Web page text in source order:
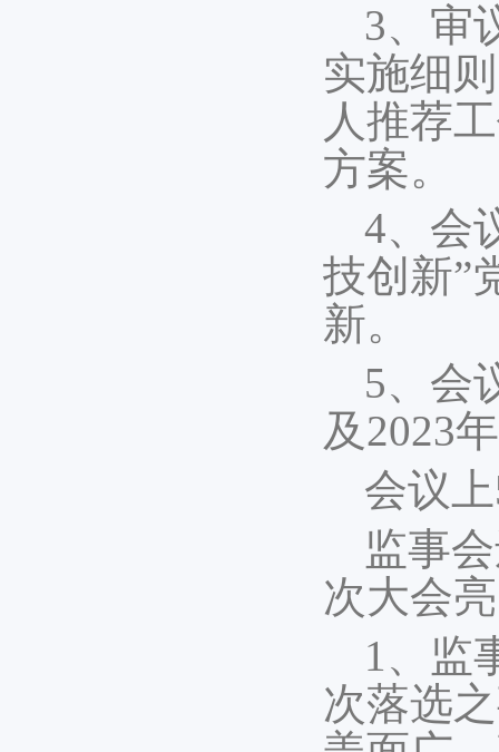
3、审
实施细
人推荐
方案。
4、会
技创新”
新。
5、会
及2023
会议
监事
次大会
1、监
次落选